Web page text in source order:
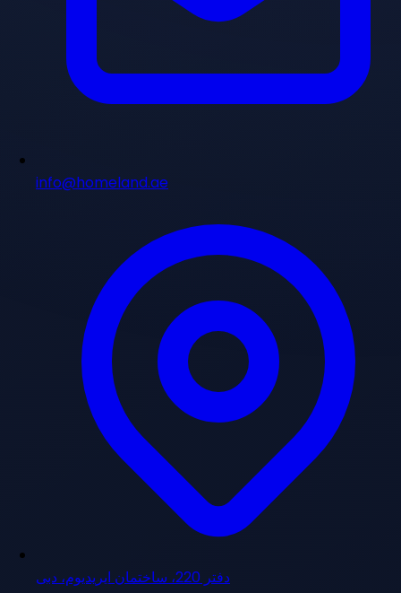
info@homeland.ae
دفتر 220، ساختمان ایریدیوم، دبی